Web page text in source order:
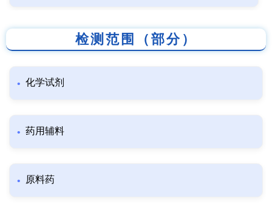
检测范围（部分）
化学试剂
药用辅料
原料药